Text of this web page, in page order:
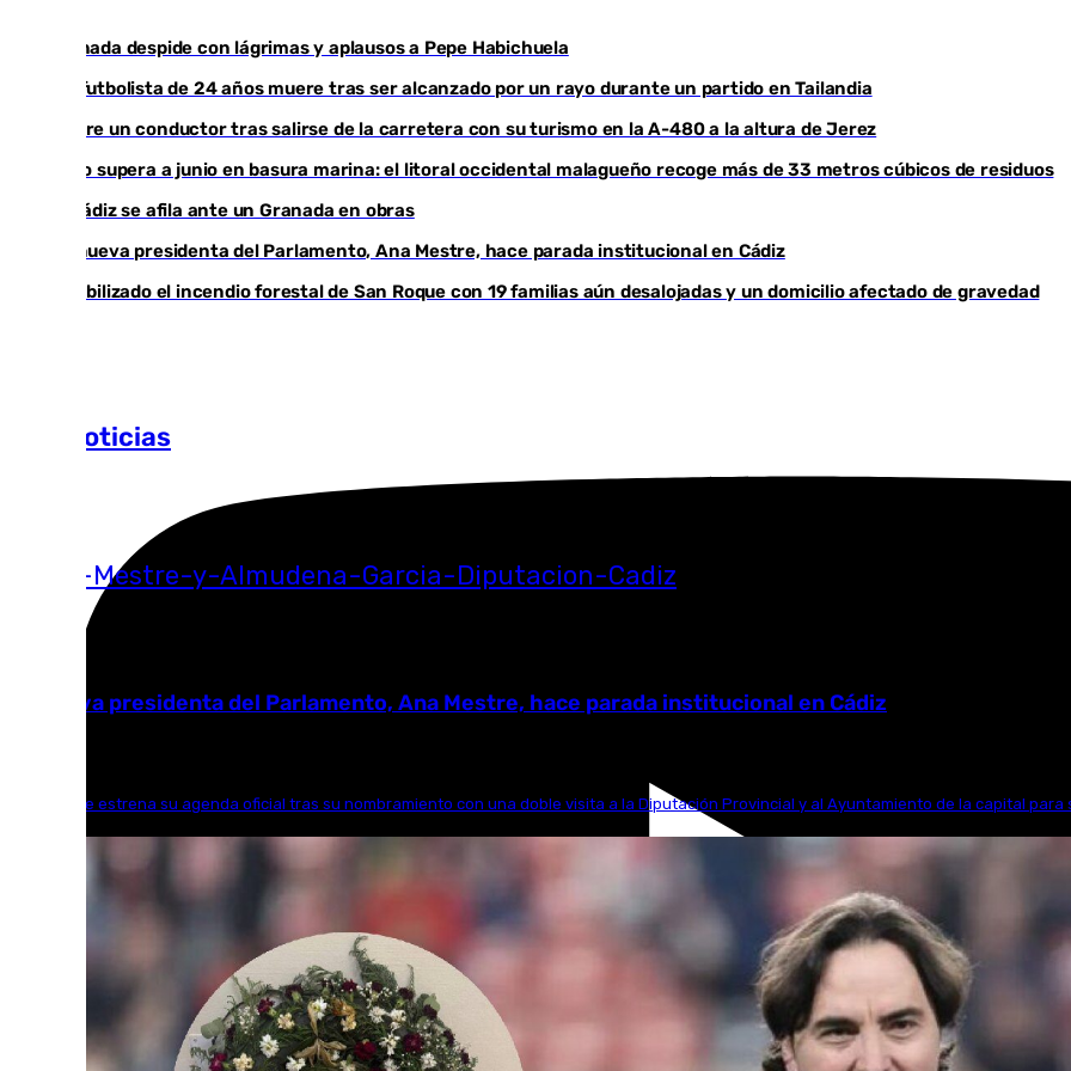
Youtube
Granada despide con lágrimas y aplausos a Pepe Habichuela
Un futbolista de 24 años muere tras ser alcanzado por un rayo durante un partido en Tailandia
Muere un conductor tras salirse de la carretera con su turismo en la A-480 a la altura de Jerez
Julio supera a junio en basura marina: el litoral occidental malagueño recoge más de 33 metros cúbicos de residuos
El Cádiz se afila ante un Granada en obras
La nueva presidenta del Parlamento, Ana Mestre, hace parada institucional en Cádiz
Estabilizado el incendio forestal de San Roque con 19 familias aún desalojadas y un domicilio afectado de gravedad
Más noticias
La nueva presidenta del Parlamento, Ana Mestre, hace parada institucional en Cádiz
Ana Mestre estrena su agenda oficial tras su nombramiento con una doble visita a la Diputación Provincial y al Ayuntamiento de la capital